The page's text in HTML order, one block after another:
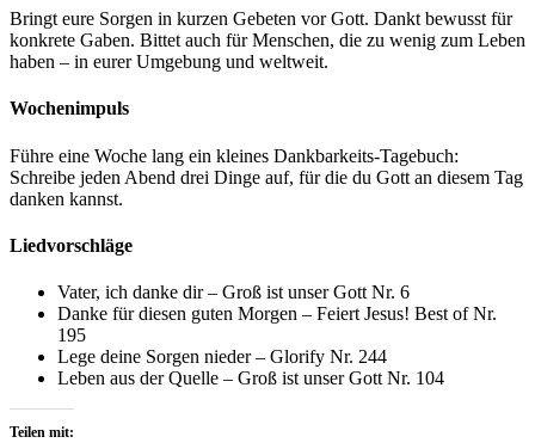
Bringt eure Sorgen in kurzen Gebeten vor Gott. Dankt bewusst für
konkrete Gaben. Bittet auch für Menschen, die zu wenig zum Leben
haben – in eurer Umgebung und weltweit.
Wochenimpuls
Führe eine Woche lang ein kleines Dankbarkeits-Tagebuch:
Schreibe jeden Abend drei Dinge auf, für die du Gott an diesem Tag
danken kannst.
Liedvorschläge
Vater, ich danke dir – Groß ist unser Gott Nr. 6
Danke für diesen guten Morgen – Feiert Jesus! Best of Nr.
195
Lege deine Sorgen nieder – Glorify Nr. 244
Leben aus der Quelle – Groß ist unser Gott Nr. 104
Teilen mit: